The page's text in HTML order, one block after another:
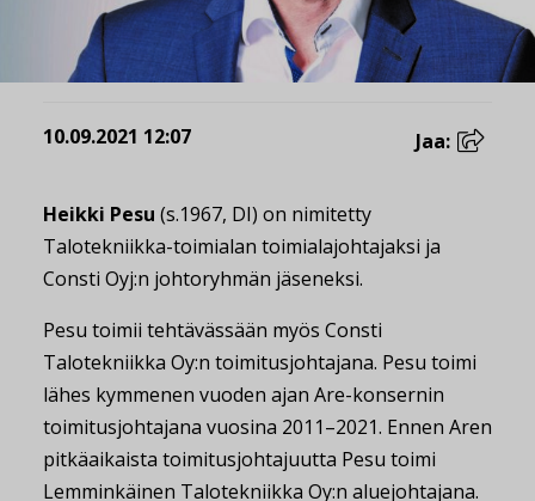
10.09.2021 12:07 Jaa:
Heikki Pesu (s.1967, DI) on nimitetty
Talotekniikka-toimialan toimialajohtajaksi ja
Consti Oyj:n johtoryhmän jäseneksi.
Pesu toimii tehtävässään myös Consti
Talotekniikka Oy:n toimitusjohtajana. Pesu toimi
lähes kymmenen vuoden ajan Are-konsernin
toimitusjohtajana vuosina 2011–2021. Ennen Aren
pitkäaikaista toimitusjohtajuutta Pesu toimi
Lemminkäinen Talotekniikka Oy:n aluejohtajana.